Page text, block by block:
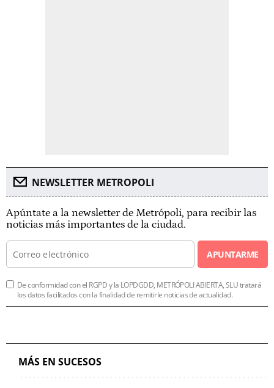
NEWSLETTER METROPOLI
Apúntate a la newsletter de Metrópoli, para recibir las
noticias más importantes de la ciudad.
APUNTARME
De conformidad con el RGPD y la LOPDGDD, METRÓPOLI ABIERTA, SLU tratará
los datos facilitados con la finalidad de remitirle noticias de actualidad.
MÁS EN SUCESOS